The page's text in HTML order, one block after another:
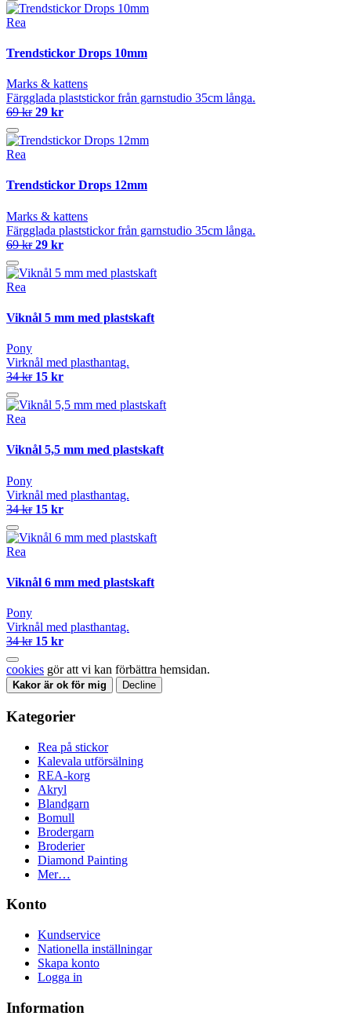
Rea
Trendstickor Drops 10mm
Marks & kattens
Färgglada plaststickor från garnstudio 35cm långa.
69 kr 29 kr
Rea
Trendstickor Drops 12mm
Marks & kattens
Färgglada plaststickor från garnstudio 35cm långa.
69 kr 29 kr
Rea
Viknål 5 mm med plastskaft
Pony
Virknål med plasthantag.
34 kr 15 kr
Rea
Viknål 5,5 mm med plastskaft
Pony
Virknål med plasthantag.
34 kr 15 kr
Rea
Viknål 6 mm med plastskaft
Pony
Virknål med plasthantag.
34 kr 15 kr
cookies gör att vi kan förbättra hemsidan.
Kakor är ok för mig Decline
Kategorier
Rea på stickor
Kalevala utförsälning
REA-korg
Akryl
Blandgarn
Bomull
Brodergarn
Broderier
Diamond Painting
Mer…
Konto
Kundservice
Nationella inställningar
Skapa konto
Logga in
Information